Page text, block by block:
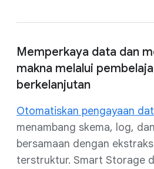
Memperkaya data dan
makna melalui
berkelanjutan
Otomatiskan pengayaan
menambang skema, log,
bersamaan dengan
terstruktur. Smart Storage